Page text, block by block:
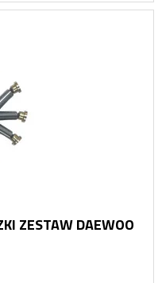
ZESTAW DAEWOO